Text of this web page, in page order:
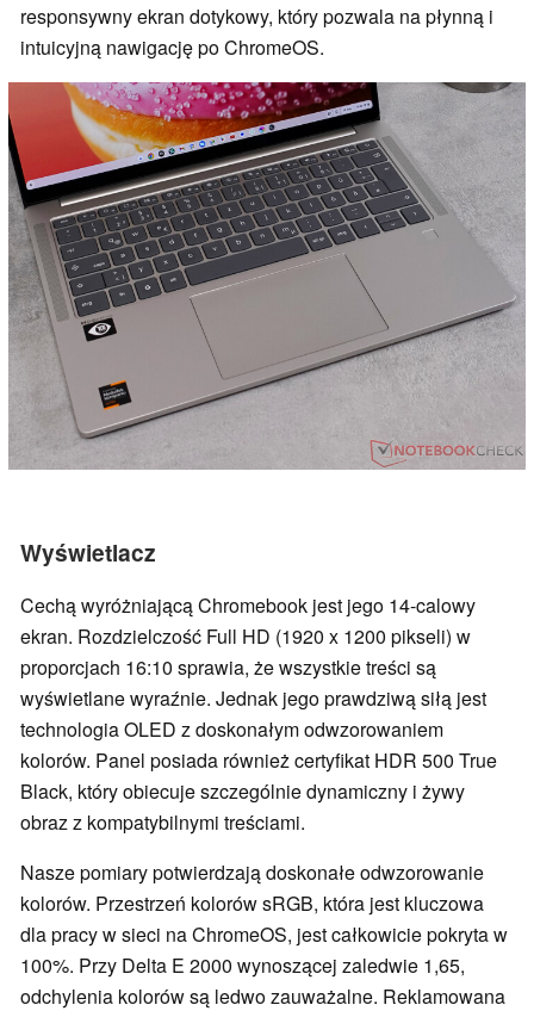
responsywny ekran dotykowy, który pozwala na płynną i
intuicyjną nawigację po ChromeOS.
Wyświetlacz
Cechą wyróżniającą Chromebook jest jego 14-calowy
ekran. Rozdzielczość Full HD (1920 x 1200 pikseli) w
proporcjach 16:10 sprawia, że wszystkie treści są
wyświetlane wyraźnie. Jednak jego prawdziwą siłą jest
technologia OLED z doskonałym odwzorowaniem
kolorów. Panel posiada również certyfikat HDR 500 True
Black, który obiecuje szczególnie dynamiczny i żywy
obraz z kompatybilnymi treściami.
Nasze pomiary potwierdzają doskonałe odwzorowanie
kolorów. Przestrzeń kolorów sRGB, która jest kluczowa
dla pracy w sieci na ChromeOS, jest całkowicie pokryta w
100%. Przy Delta E 2000 wynoszącej zaledwie 1,65,
odchylenia kolorów są ledwo zauważalne. Reklamowana